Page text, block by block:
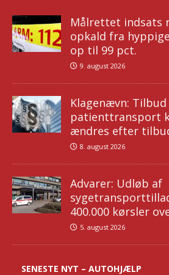
Målrettet indsats
opkald fra
op til 99 pct.
9. august 2026
Klagenævn: Tilbud
patienttransport
ændres efter
8. august 2026
Advarer: Udløb af
400.000 kørsler
5. august 2026
SENESTE NYT – AUTOHJÆLP